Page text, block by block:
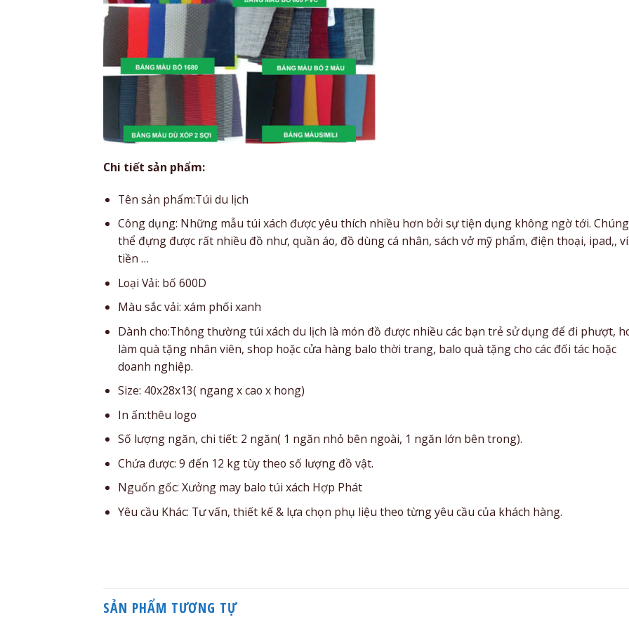
Chi tiết sản phẩm:
Tên sản phẩm:Túi du lịch
Công dụng: Những mẫu túi xách được yêu thích nhiều hơn bởi sự tiện dụng không ngờ tới.
thể đựng được rất nhiều đồ như, quần áo, đồ dùng cá nhân, sách vở mỹ phẩm, điện thoại, ipad,, ví
tiền …
Loại Vải: bố 600D
Màu sắc vải: xám phối xanh
Dành cho:Thông thường túi xách du lịch là món đồ được nhiều các bạn trẻ sử dụng để đi phượt,
làm quà tặng nhân viên, shop hoặc cửa hàng balo thời trang, balo quà tặng cho các đối tác hoặc
doanh nghiệp.
Size: 40x28x13( ngang x cao x hong)
In ấn:thêu logo
Số lượng ngăn, chi tiết: 2 ngăn( 1 ngăn nhỏ bên ngoài, 1 ngăn lớn bên trong).
Chứa được: 9 đến 12 kg tùy theo số lượng đồ vật.
Nguốn gốc: Xưởng may balo túi xách Hợp Phát
Yêu cầu Khác: Tư vấn, thiết kế & lựa chọn phụ liệu theo từng yêu cầu của khách hàng.
SẢN PHẨM TƯƠNG TỰ